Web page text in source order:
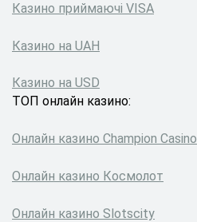
Казино приймаючі VISA
Казино на UAH
Казино на USD
ТОП онлайн казино:
Онлайн казино Сhampion Сasino
Онлайн казино Космолот
Онлайн казино Slotscity